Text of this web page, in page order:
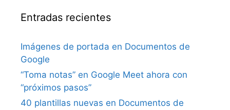
Entradas recientes
Imágenes de portada en Documentos de
Google
“Toma notas” en Google Meet ahora con
“próximos pasos”
40 plantillas nuevas en Documentos de